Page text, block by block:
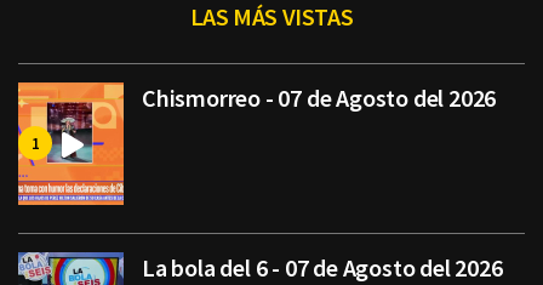
LAS MÁS VISTAS
Chismorreo - 07 de Agosto del 2026
La bola del 6 - 07 de Agosto del 2026